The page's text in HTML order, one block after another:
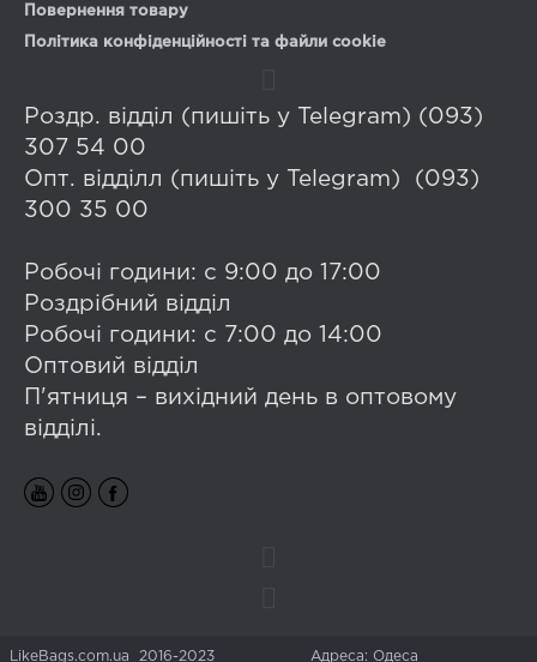
Повернення товару
Політика конфіденційності та файли cookie
Роздр. відділ (пишіть у Telegram) (093)
307 54 00
Опт. відділл (пишіть у Telegram) (093)
300 35 00
Робочі години: с 9:00 до 17:00
Роздрібний відділ
Робочі години: с 7:00 до 14:00
Оптовий відділ
П'ятниця – вихідний день в оптовому
відділі.
LikeBags.com.ua 2016-2023 Адреса: Одеса